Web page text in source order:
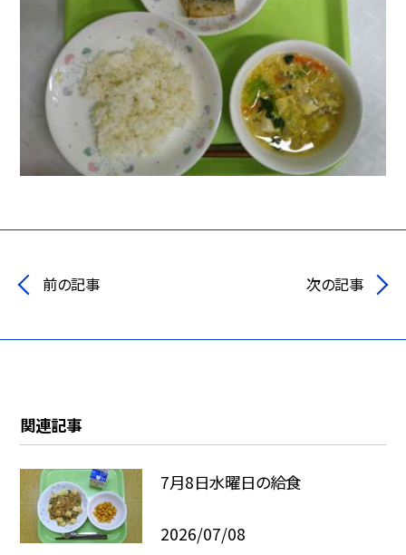
前の記事 次の記事
関連記事
7月8日水曜日の給食
2026/07/08